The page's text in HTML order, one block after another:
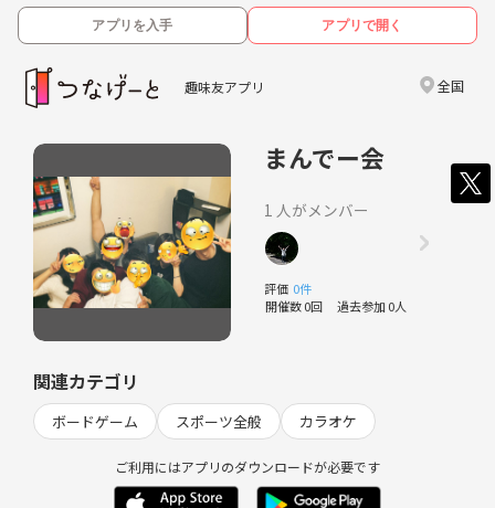
アプリを入手 アプリで開く
趣味友アプリ 全国
まんでー会
1 人がメンバー
評価 0件
開催数 0回 過去参加 0人
関連カテゴリ
ボードゲーム スポーツ全般 カラオケ
ご利用にはアプリのダウンロードが必要です